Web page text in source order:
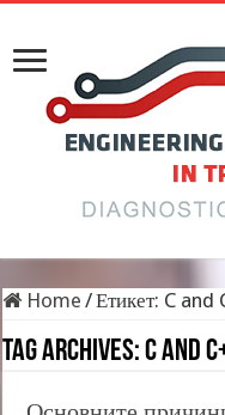
Home /Етикет: C and
Tag Archives:C and